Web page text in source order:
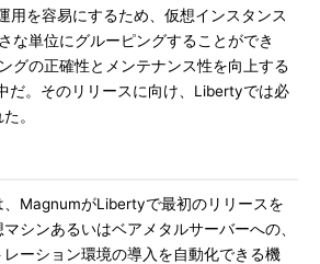
を容易にするため、仮想インスタンス
な単位にグルーピングすることができ
グの正確性とメンテナンス性を向上する
だ。そのリリースに向け、Libertyでは必
。
MagnumがLibertyで最初のリリースを
シンあるいはベアメタルサーバーへの、
ーション環境の導入を自動化できる機